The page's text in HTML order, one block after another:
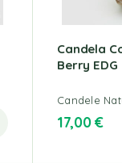
Candela
Berry EDG
Candele
17,00€